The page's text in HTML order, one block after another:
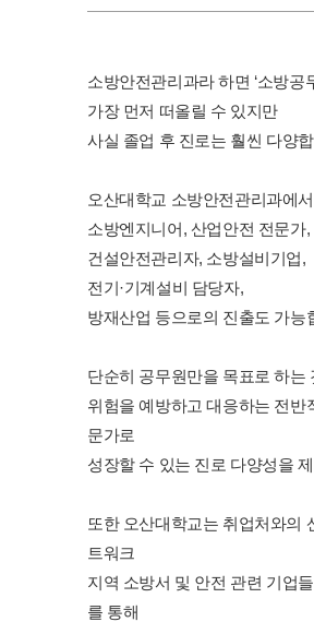
소방안전관리과라 하면 ‘소방공
가장 먼저 떠올릴 수 있지만
사실 졸업 후 진로는 훨씬 다양
오산대학교 소방안전관리과에
소방엔지니어, 산업안전 전문가,
건설안전관리자, 소방설비기업,
전기·기계설비 담당자,
방재산업 등으로의 진출도 가능
단순히 공무원만을 목표로 하는
위험을 예방하고 대응하는 전반
문가로
성장할 수 있는 진로 다양성을
또한 오산대학교는 취업처와의
트워크
지역 소방서 및 안전 관련 기업
를 통해